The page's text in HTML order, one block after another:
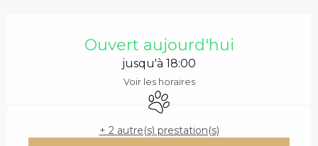
Ouvert aujourd'hui
jusqu'à 18:00
Voir les horaires
Animaux acceptés
+ 2 autre(s) prestation(s)